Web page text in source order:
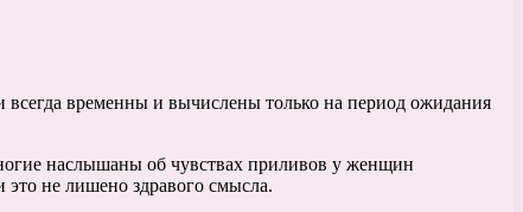
всегда временны и вычислены только на период ожидания
наслышаны об чувствах приливов у женщин
это не лишено здравого смысла.